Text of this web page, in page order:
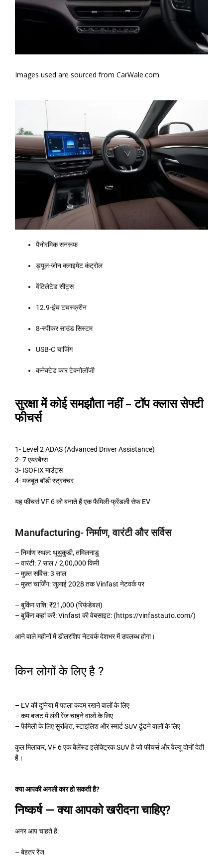
Images used are sourced from CarWale.com
पैनोरमिक सनरूफ
ड्यूल-जोन क्लाइमेट कंट्रोल
वेंटिलेटेड सीट्स
12.9-इंच टचस्क्रीन
8-स्पीकर साउंड सिस्टम
USB-C चार्जिंग
कनेक्टेड कार टेक्नोलॉजी
सुरक्षा में कोई समझौता नहीं – टॉप क्लास सेफ्टी
फीचर्स
1- Level 2 ADAS (Advanced Driver Assistance)
2- 7 एयरबैग्स
3- ISOFIX माउंट्स
4- मजबूत बॉडी स्ट्रक्चर
यह फीचर्स VF 6 को बनाते हैं एक फैमिली-फ्रेंडली सेफ EV
Manufacturing- निर्माण, वारंटी और सर्विस
– निर्माण स्थल: थूथुकुडी, तमिलनाडु
– वारंटी: 7 साल / 2,00,000 किमी
– मुफ़्त सर्विस: 3 साल
– मुफ़्त चार्जिंग: जुलाई 2028 तक Vinfast नेटवर्क पर
– बुकिंग राशि: ₹21,000 (रिफंडेबल)
– बुकिंग कहां करें: Vinfast की वेबसाइट: (https://vinfastauto.com/)
आने वाले महीनों में डीलरशिप नेटवर्क देशभर में उपलब्ध होगा।
किन लोगों के लिए है ?
– EV की दुनिया में पहला कदम रखने वालों के लिए
– कम बजट में लंबी रेंज चाहने वालों के लिए
– फैमिली के लिए सुरक्षित, स्टाइलिश और स्मार्ट SUV ढूंढने वालों के लिए
कुल मिलाकर, VF 6 एक बैलेंस्ड इलेक्ट्रिक SUV है जो फीचर्स और वैल्यू दोनों देती
है।
क्या आपकी अगली कार हो सकती है?
निष्कर्ष — क्या आपको खरीदना चाहिए?
अगर आप चाहते हैं:
– बेहतर रेंज